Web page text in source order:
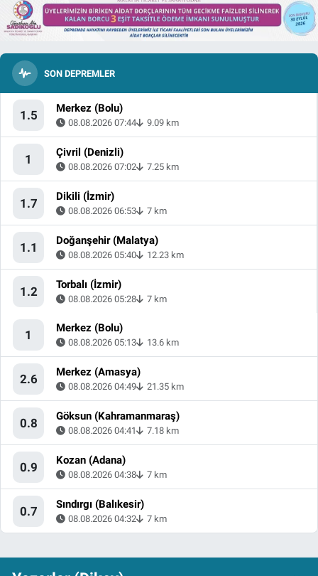
SON DEPREMLER
1.5 Merkez (Bolu)
08.08.2026 07:44 9.09 km
1 Çivril (Denizli)
08.08.2026 07:02 7.25 km
1.7 Dikili (İzmir)
08.08.2026 06:53 7 km
1.1 Doğanşehir (Malatya)
08.08.2026 05:40 12.23 km
1.2 Torbalı (İzmir)
08.08.2026 05:28 7 km
1 Merkez (Bolu)
08.08.2026 05:13 13.6 km
2.6 Merkez (Amasya)
08.08.2026 04:49 21.35 km
0.8 Göksun (Kahramanmaraş)
08.08.2026 04:41 7.18 km
0.9 Kozan (Adana)
08.08.2026 04:38 7 km
0.7 Sındırgı (Balıkesir)
08.08.2026 04:32 7 km